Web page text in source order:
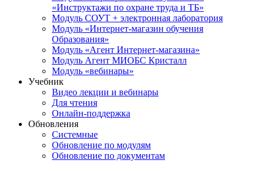
«Инструктажи по охране труда и ТБ»
Модуль СОУТ + электронная лаборатория
Модуль «Интернет-магазин обучения
Образования»
Модуль «Агент Интернет-магазина»
Модуль Агент МИОБС Кристалл
Модуль «вебинары»
Учебник
Видео лекции и вебинары
Для чтения
Онлайн-поддержка
Обновления
Системные
Обновление по модулям
Обновление по документам